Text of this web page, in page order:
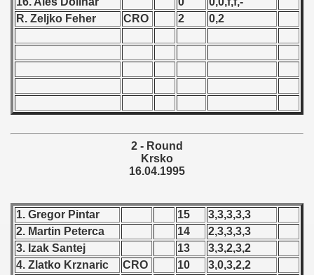
R. Zeljko Feher
CRO 2 0,2
2 - Round
Krsko
16.04.1995
1. Gregor Pintar 15
3,3,3,3,3
2. Martin Peterca
14
2,3,3,3,3
3. Izak Santej
13
3,3,2,3,2
4. Zlatko Krznaric
CRO 10
3,0,3,2,2
- 1967
- 1970